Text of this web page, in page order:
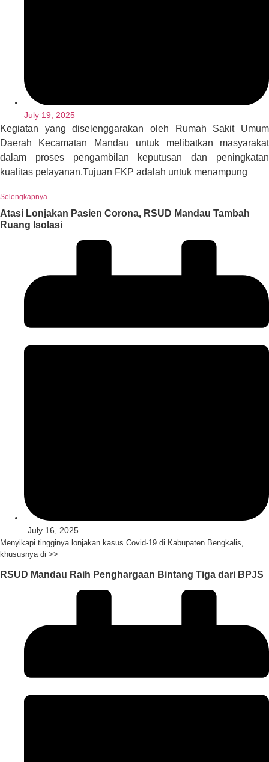
July 19, 2025
Kegiatan yang diselenggarakan oleh Rumah Sakit Umum
Daerah Kecamatan Mandau untuk melibatkan masyarakat
dalam proses pengambilan keputusan dan peningkatan
kualitas pelayanan.Tujuan FKP adalah untuk menampung
Selengkapnya
Atasi Lonjakan Pasien Corona, RSUD Mandau Tambah
Ruang Isolasi
July 16, 2025
Menyikapi tingginya lonjakan kasus Covid-19 di Kabupaten Bengkalis,
khususnya di >>
RSUD Mandau Raih Penghargaan Bintang Tiga dari BPJS